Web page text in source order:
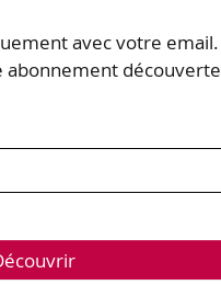
avec votre email.
découverte